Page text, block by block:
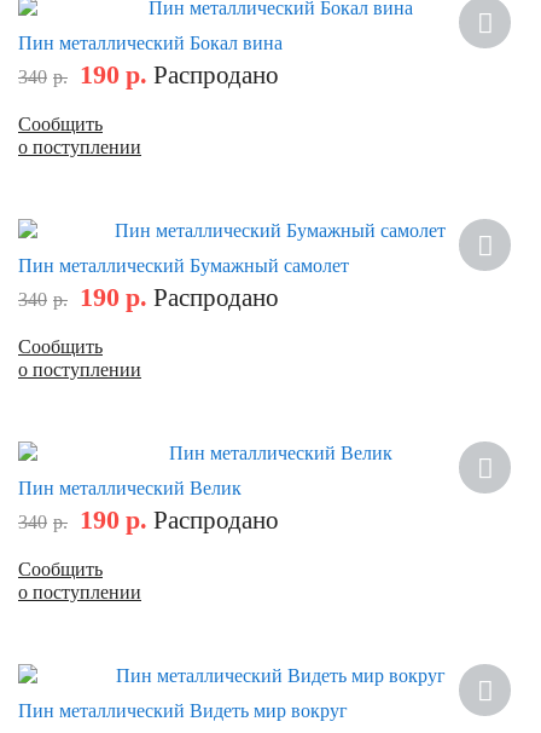
Пин металлический Бокал вина
340 р. 190 р. Распродано
Сообщить
о поступлении
Пин металлический Бумажный самолет
340 р. 190 р. Распродано
Сообщить
о поступлении
Пин металлический Велик
340 р. 190 р. Распродано
Сообщить
о поступлении
Пин металлический Видеть мир вокруг